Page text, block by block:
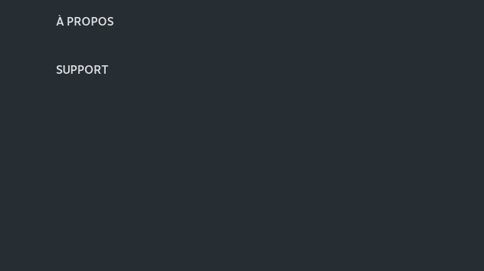
À PROPOS
SUPPORT